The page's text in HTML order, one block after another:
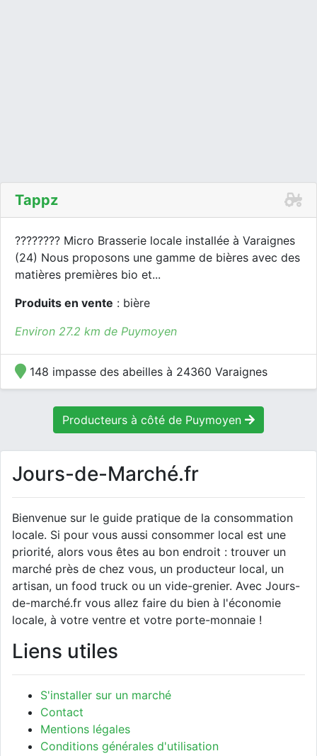
Tappz
???????? Micro Brasserie locale installée à Varaignes
(24) Nous proposons une gamme de bières avec des
matières premières bio et...
Produits en vente : bière
Environ 27.2 km de Puymoyen
148 impasse des abeilles à 24360 Varaignes
Producteurs à côté de Puymoyen
Jours-de-Marché.fr
Bienvenue sur le guide pratique de la consommation
locale. Si pour vous aussi consommer local est une
priorité, alors vous êtes au bon endroit : trouver un
marché près de chez vous, un producteur local, un
artisan, un food truck ou un vide-grenier. Avec Jours-
de-marché.fr vous allez faire du bien à l'économie
locale, à votre ventre et votre porte-monnaie !
Liens utiles
S'installer sur un marché
Contact
Mentions légales
Conditions générales d'utilisation